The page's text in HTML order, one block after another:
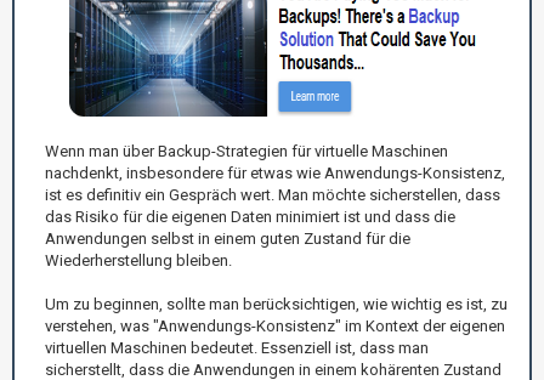
Wenn man über Backup-Strategien für virtuelle Maschinen
nachdenkt, insbesondere für etwas wie Anwendungs-Konsistenz,
ist es definitiv ein Gespräch wert. Man möchte sicherstellen, dass
das Risiko für die eigenen Daten minimiert ist und dass die
Anwendungen selbst in einem guten Zustand für die
Wiederherstellung bleiben.
Um zu beginnen, sollte man berücksichtigen, wie wichtig es ist, zu
verstehen, was "Anwendungs-Konsistenz" im Kontext der eigenen
virtuellen Maschinen bedeutet. Essenziell ist, dass man
sicherstellt, dass die Anwendungen in einem kohärenten Zustand